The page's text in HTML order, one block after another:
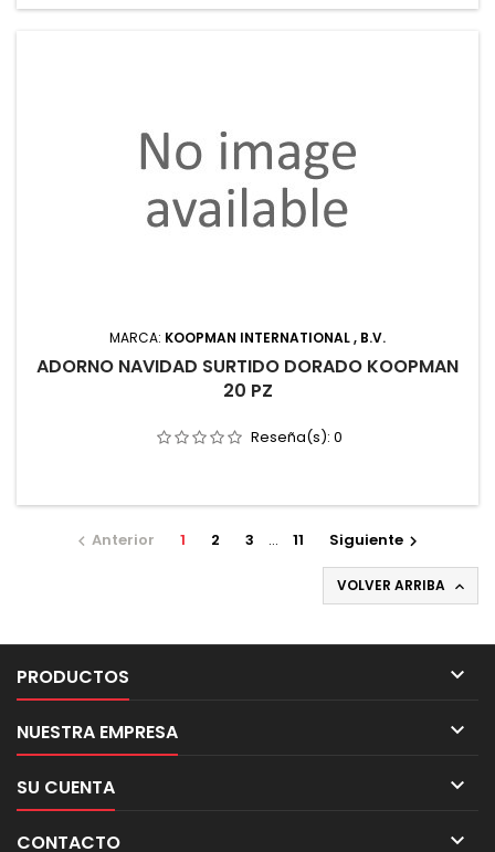
MARCA: KOOPMAN INTERNATIONAL , B.V.
ADORNO NAVIDAD SURTIDO DORADO KOOPMAN
20 PZ
Reseña(s): 0
 Anterior 1 2 3 … 11 Siguiente 
VOLVER ARRIBA 
PRODUCTOS 
NUESTRA EMPRESA 
SU CUENTA 
CONTACTO 